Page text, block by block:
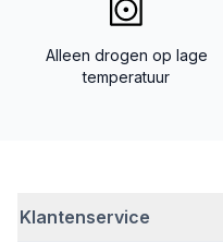
Alleen drogen op lage
temperatuur
Klantenservice